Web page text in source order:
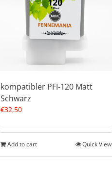
kompatibler PFI-120 Matt
Schwarz
€32,50
Add to cart Quick View